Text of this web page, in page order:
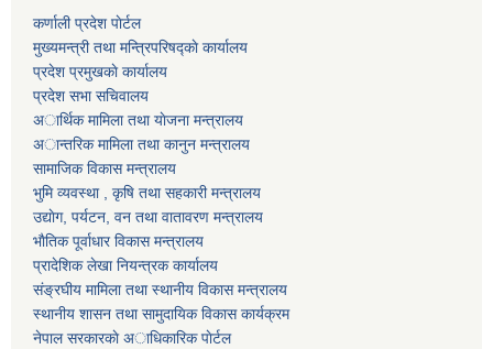
कर्णाली प्रदेश पाेर्टल
मुख्यमन्त्री तथा मन्त्रिपरिषद्काे कार्यालय
प्रदेश प्रमुखकाे कार्यालय
प्रदेश सभा सचिवालय
अार्थिक मामिला तथा याेजना मन्त्रालय
अान्तरिक मामिला तथा कानुन मन्त्रालय
सामाजिक विकास मन्त्रालय
भुमि व्यवस्था , कृषि तथा सहकारी मन्त्रालय
उद्याेग, पर्यटन, वन तथा वातावरण मन्त्रालय
भाैतिक पूर्वाधार विकास मन्त्रालय
प्रादेशिक लेखा नियन्त्रक कार्यालय
संङ्रघीय मामिला तथा स्थानीय विकास मन्त्रालय
स्थानीय शासन तथा सामुदायिक विकास कार्यक्रम
नेपाल सरकारकाे अाधिकारिक पाेर्टल